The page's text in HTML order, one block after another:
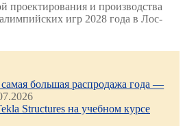
проектирования и производства
игр 2028 года в Лос-
большая распродажа года —
Structures на учебном курсе